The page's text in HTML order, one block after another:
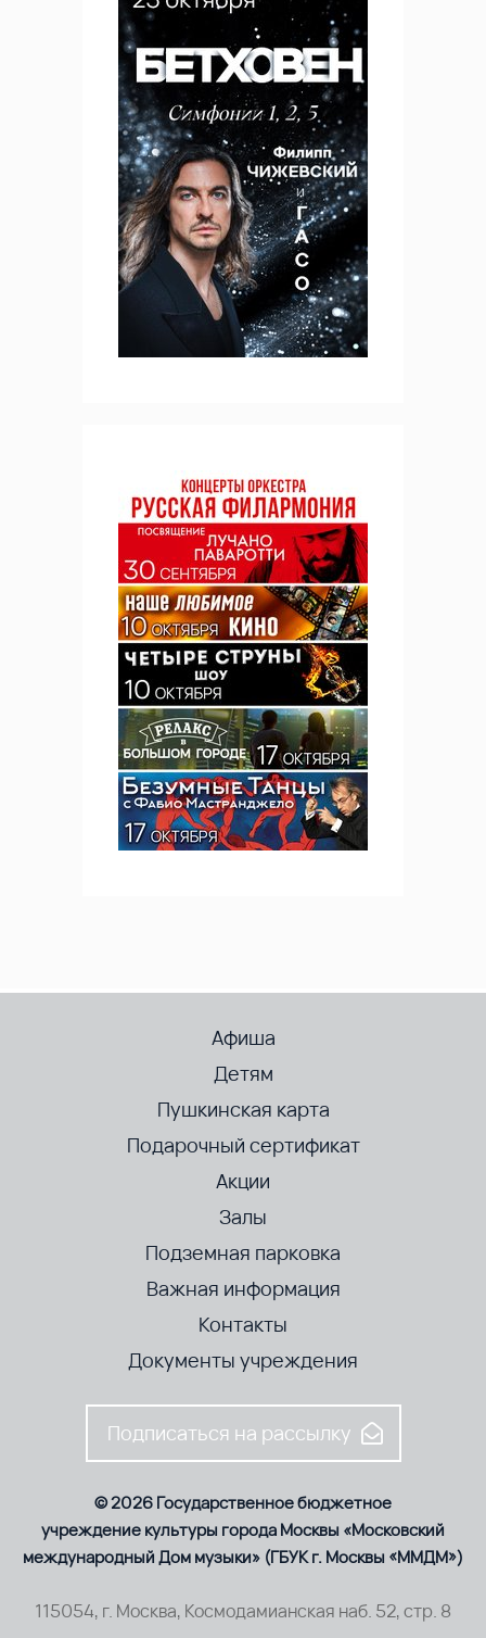
Афиша
Детям
Пушкинская карта
Подарочный сертификат
Акции
Залы
Подземная парковка
Важная информация
Контакты
Документы учреждения
Подписаться на рассылку
© 2026 Государственное бюджетное
учреждение культуры города Москвы «Московский
международный Дом музыки» (ГБУК г. Москвы «ММДМ»)
115054, г. Москва, Космодамианская наб. 52, стр. 8